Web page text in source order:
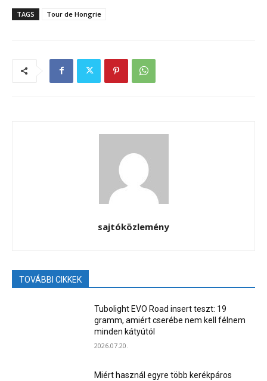
TAGS Tour de Hongrie
sajtóközlemény
TOVÁBBI CIKKEK
Tubolight EVO Road insert teszt: 19
gramm, amiért cserébe nem kell félnem
minden kátyútól
2026.07.20.
Miért használ egyre több kerékpáros